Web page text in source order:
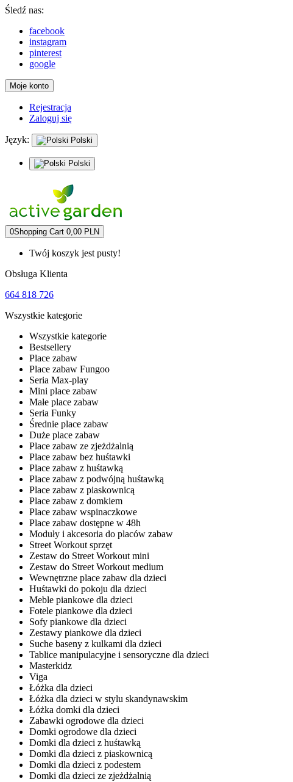
Śledź nas:
facebook
instagram
pinterest
google
Moje konto
Rejestracja
Zaloguj się
Język: Polski
Polski
0Shopping Cart 0,00 PLN
Twój koszyk jest pusty!
Obsługa Klienta
664 818 726
Wszystkie kategorie
Wszystkie kategorie
Bestsellery
Place zabaw
Place zabaw Fungoo
Seria Max-play
Mini place zabaw
Małe place zabaw
Seria Funky
Średnie place zabaw
Duże place zabaw
Place zabaw ze zjeżdżalnią
Place zabaw bez huśtawki
Place zabaw z huśtawką
Place zabaw z podwójną huśtawką
Place zabaw z piaskownicą
Place zabaw z domkiem
Place zabaw wspinaczkowe
Place zabaw dostępne w 48h
Moduły i akcesoria do placów zabaw
Street Workout sprzęt
Zestaw do Street Workout mini
Zestaw do Street Workout medium
Wewnętrzne place zabaw dla dzieci
Huśtawki do pokoju dla dzieci
Meble piankowe dla dzieci
Fotele piankowe dla dzieci
Sofy piankowe dla dzieci
Zestawy piankowe dla dzieci
Suche baseny z kulkami dla dzieci
Tablice manipulacyjne i sensoryczne dla dzieci
Masterkidz
Viga
Łóżka dla dzieci
Łóżka dla dzieci w stylu skandynawskim
Łóżka domki dla dzieci
Zabawki ogrodowe dla dzieci
Domki ogrodowe dla dzieci
Domki dla dzieci z huśtawką
Domki dla dzieci z piaskownicą
Domki dla dzieci z podestem
Domki dla dzieci ze zjeżdżalnią